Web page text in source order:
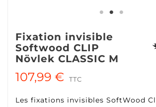
Fixation invisible
Softwood CLIP
Növlek CLASSIC M
107,99 € TTC
Les fixations invisibles SoftWood